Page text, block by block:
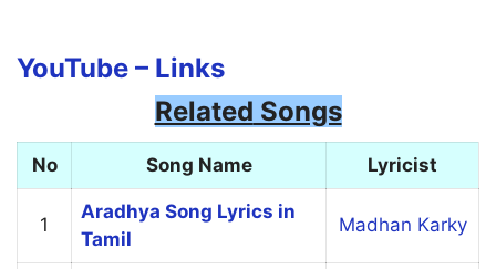
YouTube – Links
Related Songs
No Song Name Lyricist
1
Aradhya Song Lyrics in
Tamil
Madhan Karky